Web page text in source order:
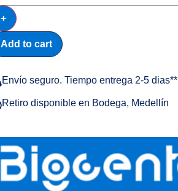
+
Add to cart
Envío seguro. Tiempo entrega 2-5 dias**
Retiro disponible en Bodega, Medellín